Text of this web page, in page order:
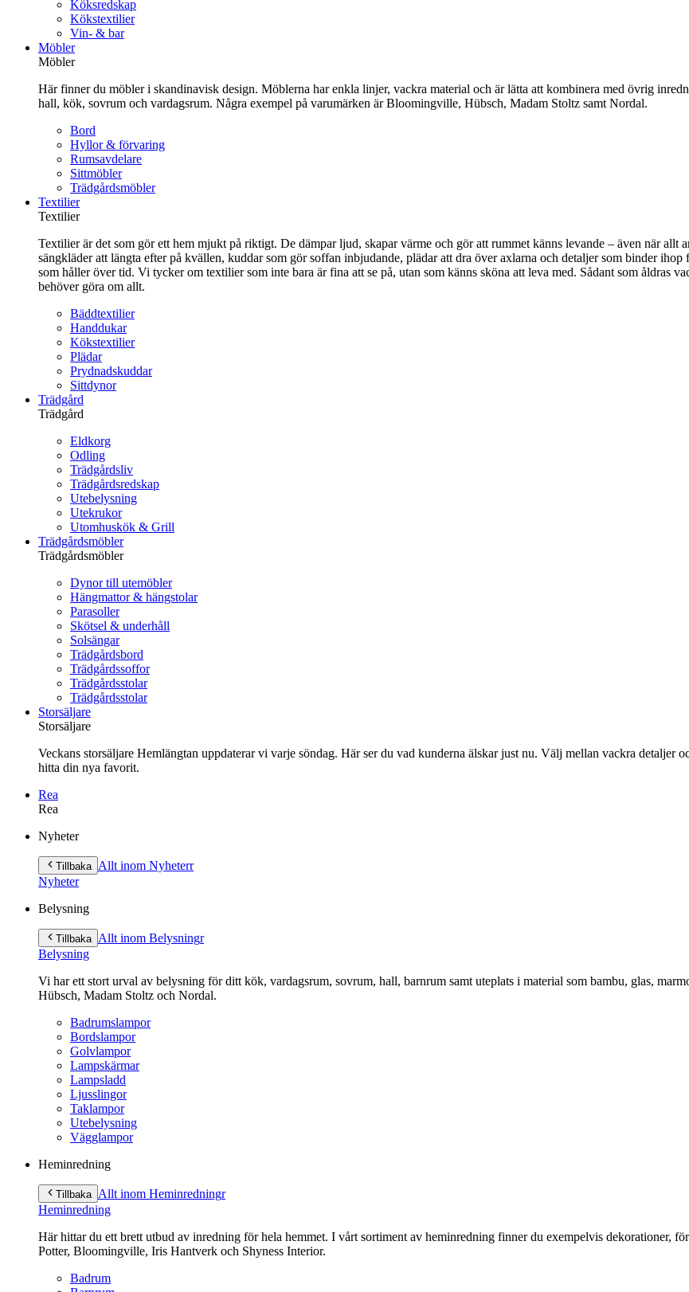
Köksredskap
Kökstextilier
Vin- & bar
Möbler
Möbler
Här finner du möbler i skandinavisk design. Möblerna har enkla linjer, vackra material och är lätta att kombinera med övrig
hall, kök, sovrum och vardagsrum. Några exempel på varumärken är Bloomingville, Hübsch, Madam Stoltz samt Nordal.
Bord
Hyllor & förvaring
Rumsavdelare
Sittmöbler
Trädgårdsmöbler
Textilier
Textilier
Textilier är det som gör ett hem mjukt på riktigt. De dämpar ljud, skapar värme och gör att rummet känns levande – även när allt
sängkläder att längta efter på kvällen, kuddar som gör soffan inbjudande, plädar att dra över axlarna och detaljer som binder
som håller över tid. Vi tycker om textilier som inte bara är fina att se på, utan som känns sköna att leva med. Sådant som åldras
behöver göra om allt.
Bäddtextilier
Handdukar
Kökstextilier
Plädar
Prydnadskuddar
Sittdynor
Trädgård
Trädgård
Eldkorg
Odling
Trädgårdsliv
Trädgårdsredskap
Utebelysning
Utekrukor
Utomhuskök & Grill
Trädgårdsmöbler
Trädgårdsmöbler
Dynor till utemöbler
Hängmattor & hängstolar
Parasoller
Skötsel & underhåll
Solsängar
Trädgårdsbord
Trädgårdssoffor
Trädgårdsstolar
Trädgårdsstolar
Storsäljare
Storsäljare
Veckans storsäljare Hemlängtan uppdaterar vi varje söndag. Här ser du vad kunderna älskar just nu. Välj mellan vackra
hitta din nya favorit.
Rea
Rea
innehåll
Nyheter
Tillbaka Allt inom Nyheterr
Nyheter
Belysning
Tillbaka Allt inom Belysningr
Belysning
Vi har ett stort urval av belysning för ditt kök, vardagsrum, sovrum, hall, barnrum samt uteplats i material som bambu, glas,
Hübsch, Madam Stoltz och Nordal.
Badrumslampor
Bordslampor
Golvlampor
Lampskärmar
Lampsladd
Ljusslingor
Taklampor
Utebelysning
Vägglampor
Heminredning
Tillbaka Allt inom Heminredningr
Heminredning
Här hittar du ett brett utbud av inredning för hela hemmet. I vårt sortiment av heminredning finner du exempelvis dekorationer,
Potter, Bloomingville, Iris Hantverk och Shyness Interior.
Badrum